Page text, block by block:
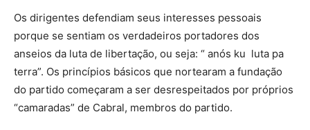
Os dirigentes defendiam seus interesses pessoais
porque se sentiam os verdadeiros portadores dos
anseios da luta de libertação, ou seja: “ anós ku luta pa
terra”. Os princípios básicos que nortearam a fundação
do partido começaram a ser desrespeitados por próprios
“camaradas” de Cabral, membros do partido.